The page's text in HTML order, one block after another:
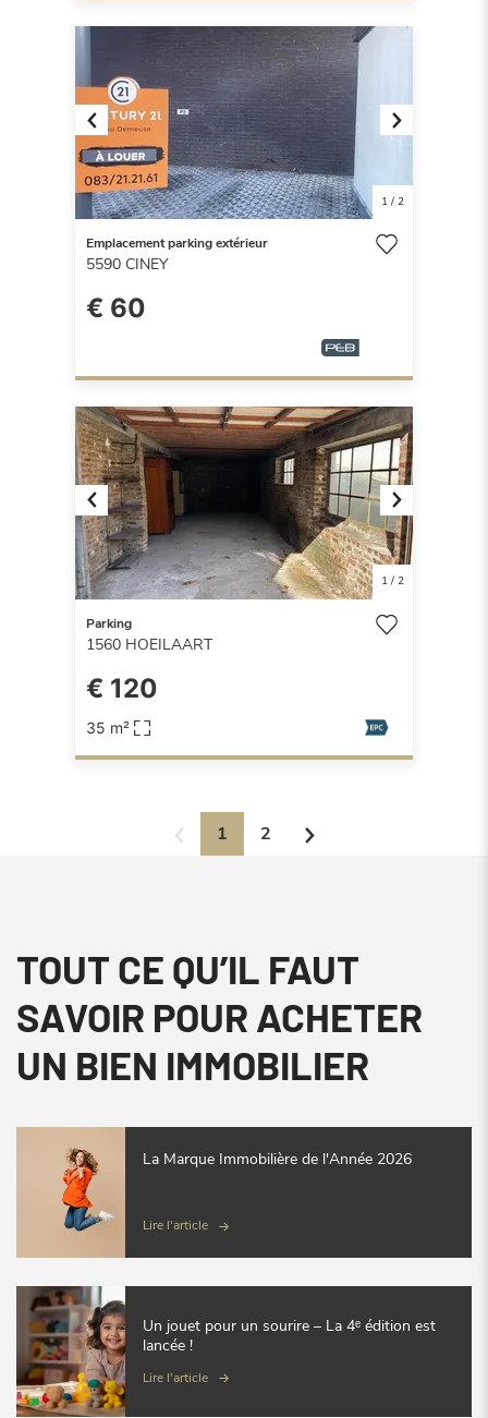
Previous Next
1/ 2
Emplacement parking extérieur
5590 CINEY
€ 60
Previous Next
1/ 2
Parking
1560 HOEILAART
€ 120
35 m²
1 2
TOUT CE QU’IL FAUT
SAVOIR POUR ACHETER
UN BIEN IMMOBILIER
La Marque Immobilière de l'Année 2026
Lire l'article
Un jouet pour un sourire – La 4ᵉ édition est
lancée !
Lire l'article